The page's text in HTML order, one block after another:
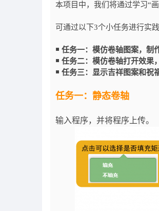
本项目中，我们将通过学习“
可通过以下3个小任务进行实践
￭ 任务一：模仿卷轴图案，制
￭ 任务二：模仿卷轴打开效果
￭ 任务三：显示吉祥图案和祝
任务一：静态卷轴
输入程序，并将程序上传。